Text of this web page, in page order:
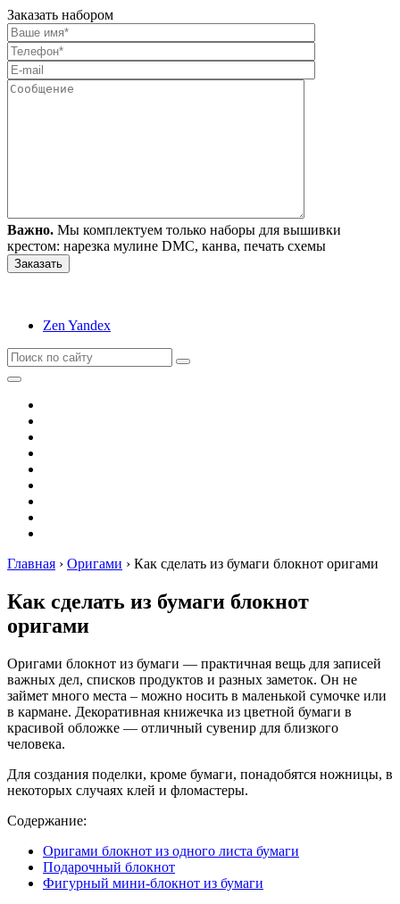
Заказать набором
Важно. Мы комплектуем только наборы для вышивки
крестом: нарезка мулине DMC, канва, печать схемы
Zen Yandex
Главная › Оригами › Как сделать из бумаги блокнот оригами
Как сделать из бумаги блокнот
оригами
Оригами блокнот из бумаги — практичная вещь для записей
важных дел, списков продуктов и разных заметок. Он не
займет много места – можно носить в маленькой сумочке или
в кармане. Декоративная книжечка из цветной бумаги в
красивой обложке — отличный сувенир для близкого
человека.
Для создания поделки, кроме бумаги, понадобятся ножницы, в
некоторых случаях клей и фломастеры.
Содержание:
Оригами блокнот из одного листа бумаги
Подарочный блокнот
Фигурный мини-блокнот из бумаги